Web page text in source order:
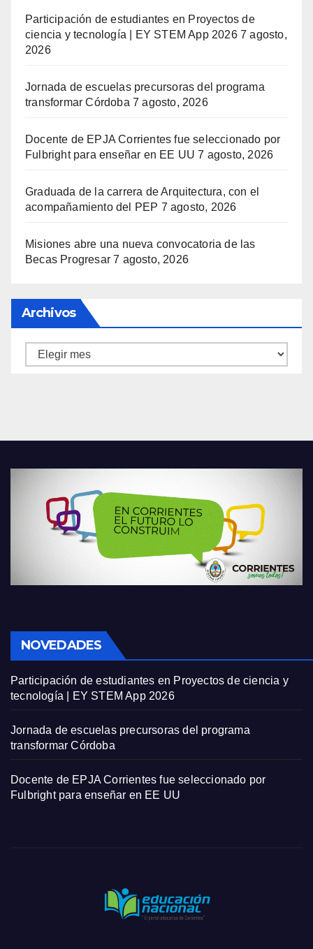
Participación de estudiantes en Proyectos de
ciencia y tecnología | EY STEM App 2026 7 agosto,
2026
Jornada de escuelas precursoras del programa
transformar Córdoba 7 agosto, 2026
Docente de EPJA Corrientes fue seleccionado por
Fulbright para enseñar en EE UU 7 agosto, 2026
Graduada de la carrera de Arquitectura, con el
acompañamiento del PEP 7 agosto, 2026
Misiones abre una nueva convocatoria de las
Becas Progresar 7 agosto, 2026
Archivos
Archivos
NOVEDADES
Participación de estudiantes en Proyectos de ciencia y
tecnología | EY STEM App 2026
Jornada de escuelas precursoras del programa
transformar Córdoba
Docente de EPJA Corrientes fue seleccionado por
Fulbright para enseñar en EE UU